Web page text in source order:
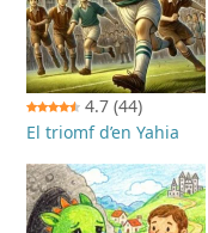
4.7 (44)
El triomf d’en Yahia